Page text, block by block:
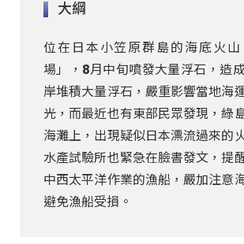
大綱
位在日本小笠原群島的海底火
場」，8月中旬噴發大量浮石，造
岸堆積大量浮石，嚴重影響當地海
光，而最近也有東部民眾發現，綠
海灘上，出現疑似日本漂流過來的
水產試驗所也緊急在臉書發文，提
中西太平洋作業的漁船，嚴加注意
避免漁船受損。